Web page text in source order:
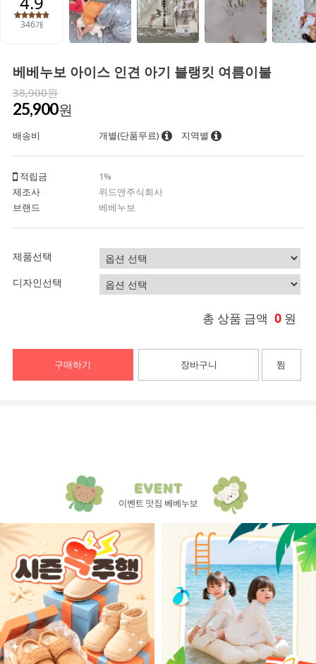
베베누보 아이스 인견 아기 블랭킷 여름이불
38,900원
25,900원
배송비 개별(단품무료) 지역별
적립금
1%
제조사
위드앤주식회사
브랜드
베베누보
제품선택
디자인선택
총 상품 금액 0 원
구매하기 장바구니 찜